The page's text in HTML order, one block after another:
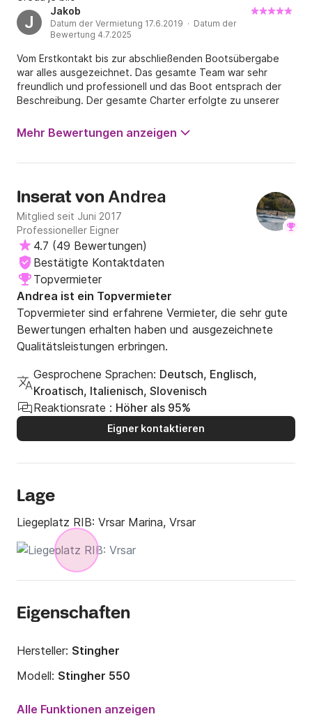
J
Jakob
Datum der Vermietung 17.6.2019 · Datum der
Bewertung 4.7.2025
Vom Erstkontakt bis zur abschließenden Bootsübergabe
war alles ausgezeichnet. Das gesamte Team war sehr
freundlich und professionell und das Boot entsprach der
Beschreibung. Der gesamte Charter erfolgte zu unserer
buchen.
Mehr Bewertungen anzeigen
Inserat von Andrea
Mitglied seit Juni 2017
Professioneller Eigner
4.7 (49 Bewertungen)
Bestätigte Kontaktdaten
Topvermieter
Andrea ist ein Topvermieter
Topvermieter sind erfahrene Vermieter, die sehr gute
Bewertungen erhalten haben und ausgezeichnete
Qualitätsleistungen erbringen.
Gesprochene Sprachen: Deutsch, Englisch,
Kroatisch, Italienisch, Slovenisch
Reaktionsrate : Höher als 95%
Eigner kontaktieren
Lage
Liegeplatz RIB: Vrsar Marina, Vrsar
Eigenschaften
Hersteller: Stingher
Modell: Stingher 550
Motorleistung:
Alle Funktionen anzeigen